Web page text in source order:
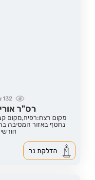
132
רס"ר
מקום רצח:רפיח,מקום
הדלקת נר